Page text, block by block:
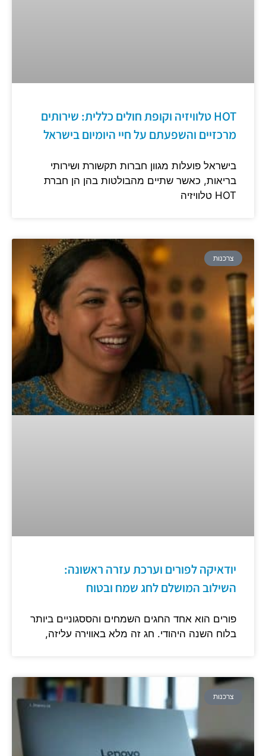
HOT טלוויזיה וקופת חולים כללית: שירותים
מרכזיים והשפעתם על חיי היומיום בישראל
בישראל פועלות מגוון חברות תקשורת ושירותי
בריאות, כאשר שתיים מהבולטות בהן הן חברת
HOT טלוויזיה
צרכנות
יודאיקה לפורים וערכת עזרה ראשונה:
השילוב המושלם לחג שמח ובטוח
פורים הוא אחד החגים השמחים והססגוניים ביותר
בלוח השנה היהודי. חג זה מלא באווירה עליזה,
צרכנות